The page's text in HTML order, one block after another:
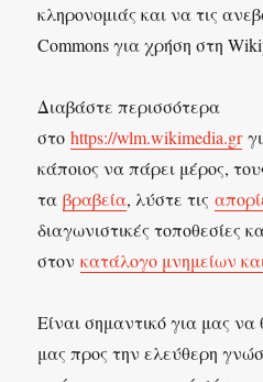
κληρονομιάς και να τις
Commons για χρήση στη
Διαβάστε περισσότερα
στοhttps://wlm.wikimedia.gr
κάποιος να πάρει μέρος,
ταβραβεία, λύστε τις
διαγωνιστικές τοποθεσίες
στονκατάλογο μνημείων
Είναι σημαντικό για μας
μας προς την ελεύθερη